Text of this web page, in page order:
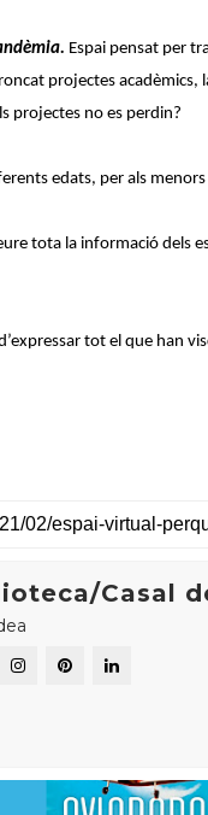
Espai pensat per
projectes acadèmics,
projectes no es perdin?
edats, per als
tota la informació dels
tot el que han
Casal